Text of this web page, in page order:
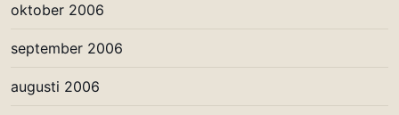
oktober 2006
september 2006
augusti 2006